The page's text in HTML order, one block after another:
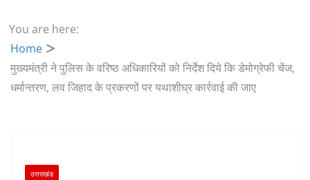
You are here:
Home
मुख्यमंत्री ने पुलिस के वरिष्ठ अधिकारियों को निर्देश दिये कि डेमोग्रेफी चेंज,
धर्मान्तरण, लव जिहाद के प्रकरणों पर यथाशीघ्र कार्रवाई की जाए
उत्तराखंड